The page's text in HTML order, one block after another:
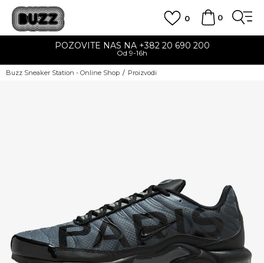
0
0
POZOVITE NAS NA +382 20 690 200
Od 9-16h
Buzz Sneaker Station - Online Shop Proizvodi